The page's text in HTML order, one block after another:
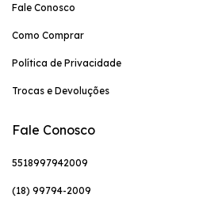
Fale Conosco
Como Comprar
Política de Privacidade
Trocas e Devoluções
Fale Conosco
5518997942009
(18) 99794-2009